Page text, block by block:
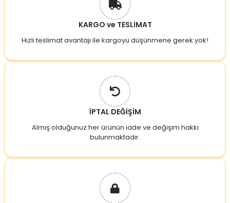
KARGO ve TESLİMAT
Hızlı teslimat avantajı ile kargoyu düşünmene gerek yok!
İPTAL DEĞİŞİM
Almış olduğunuz her ürünün iade ve değişim hakkı
bulunmaktadır.